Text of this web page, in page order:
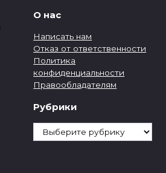
О нас
Написать нам
Отказ от ответственности
Политика
конфиденциальности
Правообладателям
Рубрики
Рубрики